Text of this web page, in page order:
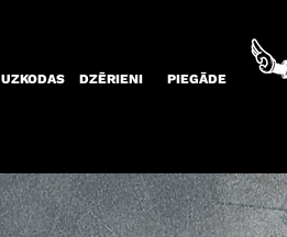
UZKODAS DZĒRIENI PIEGĀDE